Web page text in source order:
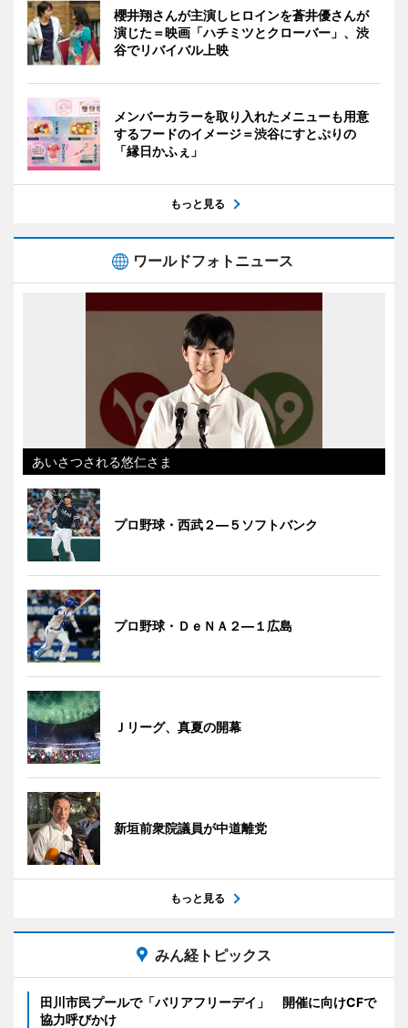
櫻井翔さんが主演しヒロインを蒼井優さんが
演じた＝映画「ハチミツとクローバー」、渋
谷でリバイバル上映
メンバーカラーを取り入れたメニューも用意
するフードのイメージ＝渋谷にすとぷりの
「縁日かふぇ」
もっと見る
ワールドフォトニュース
あいさつされる悠仁さま
プロ野球・西武２―５ソフトバンク
プロ野球・ＤｅＮＡ２―１広島
Ｊリーグ、真夏の開幕
新垣前衆院議員が中道離党
もっと見る
みん経トピックス
田川市民プールで「バリアフリーデイ」 開催に向けCFで
協力呼びかけ